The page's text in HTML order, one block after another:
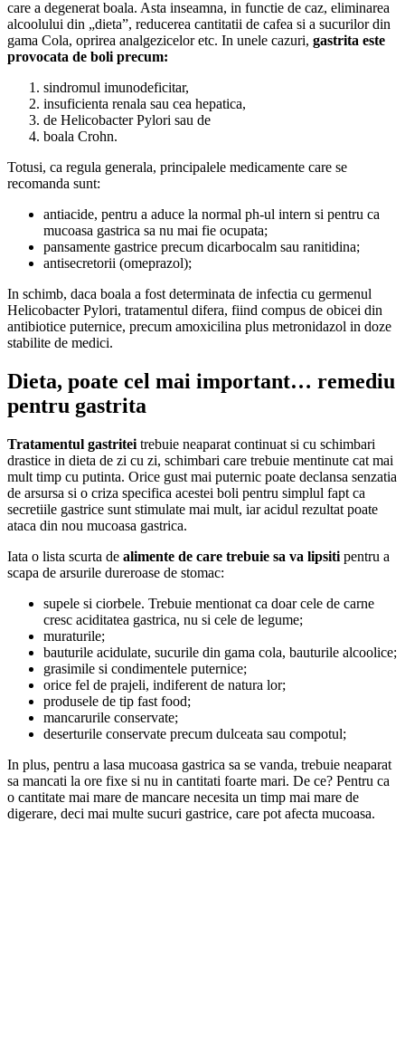
care a degenerat boala. Asta inseamna, in functie de caz, eliminarea
alcoolului din „dieta”, reducerea cantitatii de cafea si a sucurilor din
gama Cola, oprirea analgezicelor etc. In unele cazuri, gastrita este
provocata de boli precum:
sindromul imunodeficitar,
insuficienta renala sau cea hepatica,
de Helicobacter Pylori sau de
boala Crohn.
Totusi, ca regula generala, principalele medicamente care se
recomanda sunt:
antiacide, pentru a aduce la normal ph-ul intern si pentru ca
mucoasa gastrica sa nu mai fie ocupata;
pansamente gastrice precum dicarbocalm sau ranitidina;
antisecretorii (omeprazol);
In schimb, daca boala a fost determinata de infectia cu germenul
Helicobacter Pylori, tratamentul difera, fiind compus de obicei din
antibiotice puternice, precum amoxicilina plus metronidazol in doze
stabilite de medici.
Dieta, poate cel mai important… remediu
pentru gastrita
Tratamentul gastritei trebuie neaparat continuat si cu schimbari
drastice in dieta de zi cu zi, schimbari care trebuie mentinute cat mai
mult timp cu putinta. Orice gust mai puternic poate declansa senzatia
de arsursa si o criza specifica acestei boli pentru simplul fapt ca
secretiile gastrice sunt stimulate mai mult, iar acidul rezultat poate
ataca din nou mucoasa gastrica.
Iata o lista scurta de alimente de care trebuie sa va lipsiti pentru a
scapa de arsurile dureroase de stomac:
supele si ciorbele. Trebuie mentionat ca doar cele de carne
cresc aciditatea gastrica, nu si cele de legume;
muraturile;
bauturile acidulate, sucurile din gama cola, bauturile alcoolice;
grasimile si condimentele puternice;
orice fel de prajeli, indiferent de natura lor;
produsele de tip fast food;
mancarurile conservate;
deserturile conservate precum dulceata sau compotul;
In plus, pentru a lasa mucoasa gastrica sa se vanda, trebuie neaparat
sa mancati la ore fixe si nu in cantitati foarte mari. De ce? Pentru ca
o cantitate mai mare de mancare necesita un timp mai mare de
digerare, deci mai multe sucuri gastrice, care pot afecta mucoasa.